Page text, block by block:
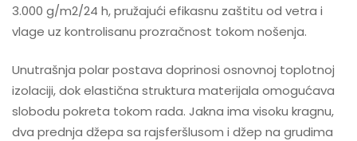
3.000 g/m2/24 h, pružajući efikasnu zaštitu od vetra i
vlage uz kontrolisanu prozračnost tokom nošenja.
Unutrašnja polar postava doprinosi osnovnoj toplotnoj
izolaciji, dok elastična struktura materijala omogućava
slobodu pokreta tokom rada. Jakna ima visoku kragnu,
dva prednja džepa sa rajsferšlusom i džep na grudima